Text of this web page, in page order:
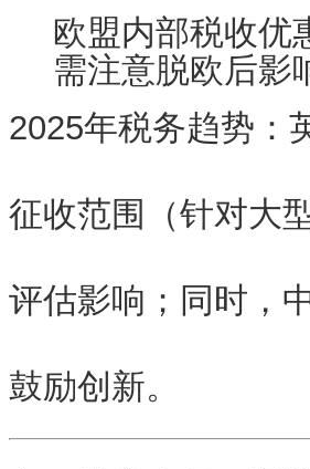
欧盟内部税收优
需注意脱欧后影
2025年税务趋势 ：
征收范围（针对大
评估影响；同时，
鼓励创新。